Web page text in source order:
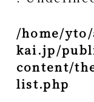
/home/yto/
kai.jp/
content/
list.php